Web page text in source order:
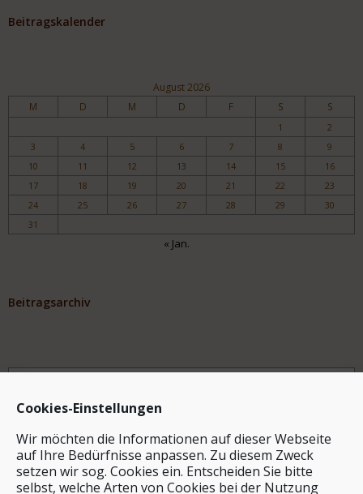
Cookies-Einstellungen
Wir möchten die Informationen auf dieser Webseite
auf Ihre Bedürfnisse anpassen. Zu diesem Zweck
setzen wir sog. Cookies ein. Entscheiden Sie bitte
selbst, welche Arten von Cookies bei der Nutzung
Beitragskalender
August 2026
M D M D F S S
1
2
3
4 5 6 7 8
9
10
11 12 13 14 15
16
17
18 19 20 21 22
23
24
25 26 27 28 29
30
31
« Jan.
Beitragsarchiv
Archiv